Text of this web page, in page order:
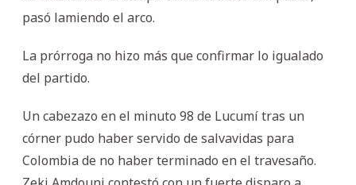
pasó lamiendo el arco.
La prórroga no hizo más que confirmar lo igualado
del partido.
Un cabezazo en el minuto 98 de Lucumí tras un
córner pudo haber servido de salvavidas para
Colombia de no haber terminado en el travesaño.